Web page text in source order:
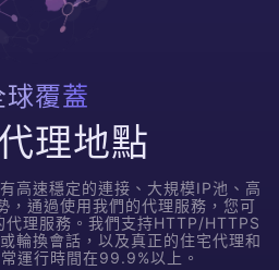
球覆蓋
理地點
高速穩定的連接、大規模IP池、高
，通過使用我們的代理服務，您可
代理服務。我們支持HTTP/HTTPS
輪換會話，以及真正的住宅代理和
運行時間在99.9%以上。